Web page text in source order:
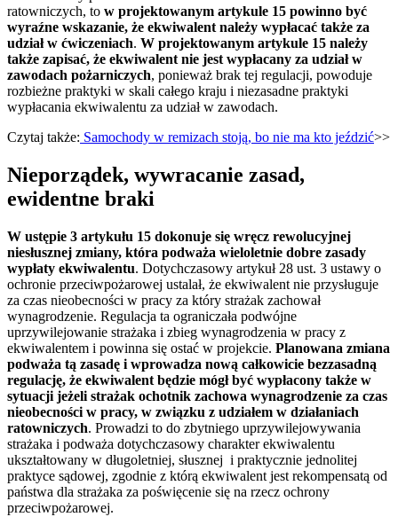
ratowniczych, to w projektowanym artykule 15 powinno być
wyraźne wskazanie, że ekwiwalent należy wypłacać także za
udział w ćwiczeniach. W projektowanym artykule 15 należy
także zapisać, że ekwiwalent nie jest wypłacany za udział w
zawodach pożarniczych, ponieważ brak tej regulacji, powoduje
rozbieżne praktyki w skali całego kraju i niezasadne praktyki
wypłacania ekwiwalentu za udział w zawodach.
Czytaj także: Samochody w remizach stoją, bo nie ma kto jeździć>>
Nieporządek, wywracanie zasad,
ewidentne braki
W ustępie 3 artykułu 15 dokonuje się wręcz rewolucyjnej
niesłusznej zmiany, która podważa wieloletnie dobre zasady
wypłaty ekwiwalentu. Dotychczasowy artykuł 28 ust. 3 ustawy o
ochronie przeciwpożarowej ustalał, że ekwiwalent nie przysługuje
za czas nieobecności w pracy za który strażak zachował
wynagrodzenie. Regulacja ta ograniczała podwójne
uprzywilejowanie strażaka i zbieg wynagrodzenia w pracy z
ekwiwalentem i powinna się ostać w projekcie. Planowana zmiana
podważa tą zasadę i wprowadza nową całkowicie bezzasadną
regulację, że ekwiwalent będzie mógł być wypłacony także w
sytuacji jeżeli strażak ochotnik zachowa wynagrodzenie za czas
nieobecności w pracy, w związku z udziałem w działaniach
ratowniczych. Prowadzi to do zbytniego uprzywilejowywania
strażaka i podważa dotychczasowy charakter ekwiwalentu
ukształtowany w długoletniej, słusznej i praktycznie jednolitej
praktyce sądowej, zgodnie z którą ekwiwalent jest rekompensatą od
państwa dla strażaka za poświęcenie się na rzecz ochrony
przeciwpożarowej.